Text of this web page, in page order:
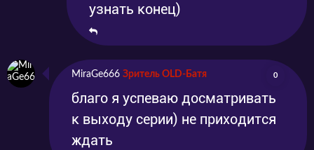
узнать конец)
MiraGe666 Зритель OLD-Батя 0
благо я успеваю досматривать
к выходу серии) не приходится
ждать